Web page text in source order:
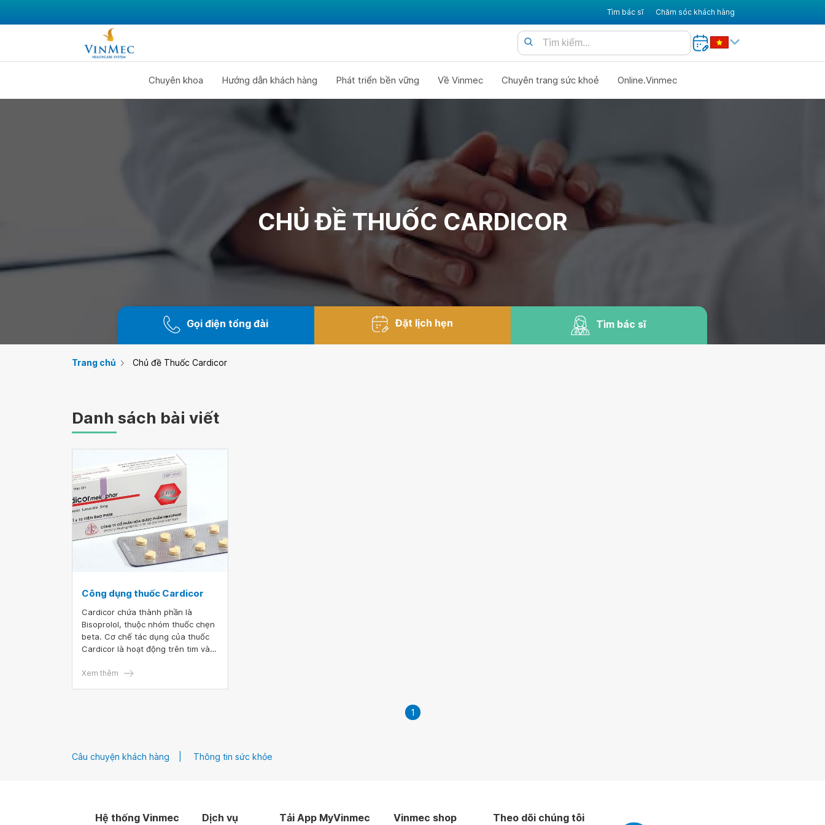
Tìm bác sĩ Chăm sóc khách hàng
Chuyên khoa Hướng dẫn khách hàng Phát triển bền vững Về Vinmec Chuyên trang sức khoẻ Online.Vinmec
CHỦ ĐỀ THUỐC CARDICOR
Gọi điện tổng đài Đặt lịch hẹn Tìm bác sĩ
Trang chủ Chủ đề Thuốc Cardicor
Danh sách bài viết
Công dụng thuốc Cardicor
Cardicor chứa thành phần là
Bisoprolol, thuộc nhóm thuốc chẹn
beta. Cơ chế tác dụng của thuốc
Cardicor là hoạt động trên tim và
kinh giúp tim đập chậm hơn, giảm
Xem thêm
1
Câu chuyện khách hàng Thông tin sức khỏe
Hệ thống Vinmec Dịch vụ Tải App MyVinmec Vinmec shop Theo dõi chúng tôi